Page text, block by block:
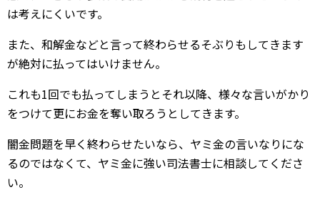
は考えにくいです。
また、和解金などと言って終わらせるそぶりもしてきます
が絶対に払ってはいけません。
これも1回でも払ってしまうとそれ以降、様々な言いがかり
をつけて更にお金を奪い取ろうとしてきます。
闇金問題を早く終わらせたいなら、ヤミ金の言いなりにな
るのではなくて、ヤミ金に強い司法書士に相談してくださ
い。